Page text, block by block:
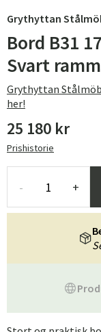
Grythyttan
Bord B31
Svart
Grythyttan
her!
25 180 kr
Prishistorie
- +